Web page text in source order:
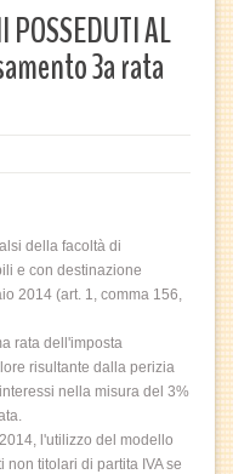
POSSEDUTI AL
3a rata
della facoltà di
e con destinazione
2014 (art. 1, comma 156,
rata dell'imposta
risultante dalla perizia
nella misura del 3%
l'utilizzo del modello
non titolari di partita IVA se